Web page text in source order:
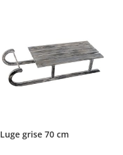
Luge grise 70 cm